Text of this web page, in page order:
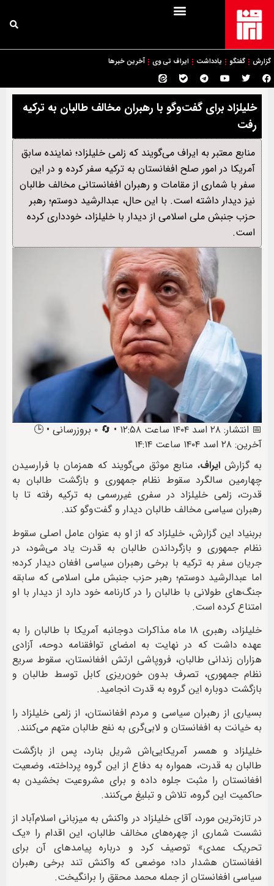
گزارش گفتگو یادداشت ایراف تی وی آخرین خبرها
خلیلزاد برای گفت‌وگو با رهبران مخالف طالبان به ترکیه
رفت
منابع معتبر به ایراف می‌گویند که زلمی خلیلزاد؛ نماینده سابق
آمریکا در امور صلح افغانستان به ترکیه سفر کرده و در این
سفر با شماری از مقامات و رهبران افغانستانی مخالف طالبان
نیز دیدار داشته است. با این حال، عبدالرشید دوستم؛ رهبر
حزب جنبش ملی اسلامی از دیدار با خلیلزاد، خودداری کرده
است.
📅 انتشار: ۲۸ اسد ۱۴۰۴ ساعت ۱۲:۵۸ • 🔄 ۰ بروزرسانی • 🕒
آخرین: ۲۸ اسد ۱۴۰۴ ساعت ۱۴:۱۴
به گزارشایراف، منابع موثق می‌گویند که همزمان با فرارسیدن
چهارمین سالگرد سقوط نظام جمهوری و بازگشت طالبان به
قدرت، زلمی خلیلزاد در سفری غیررسمی به ترکیه رفته تا با
رهبران سیاسی مخالف طالبان دیدار و گفت‌وگو کند.
بربنیاد این گزارش، خلیلزاد که از او به عنوان عامل اصلی سقوط
نظام جمهوری و بازگرداندن طالبان به قدرت یاد می‌شود، در
جریان سفر به ترکیه با برخی رهبران سیاسی افغان دیدار کرده؛
اما عبدالرشید دوستم؛ رهبر حزب جنبش ملی اسلامی که سابقه
جنگ‌های طولانی با طالبان را در کارنامه خود دارد از دیدار با او
امتناع کرده است.
خلیلزاد، رهبری ۱۸ ماه مذاکرات دوجانبه آمریکا با طالبان را به
عهده داشت که در نهایت به امضای توافقنامه دوحه، آزادی
هزاران زندانی طالبان، فروپاشی ارتش افغانستان، سقوط سریع
نظام جمهوری، تصرف بدون خون‌ریزی کابل توسط طالبان و
بازگشت دوباره این گروه به قدرت انجامید.
بسیاری از رهبران سیاسی و مردم افغانستان، از زلمی خلیلزاد را
به خیانت به افغانستان و لابی‌گری به نفع طالبان متهم می‌کنند.
خلیلزاد و همسر آمریکایی‌اش شریل بنارد، پس از بازگشت
طالبان به قدرت، همواره به دفاع از این گروه پرداخته، وضعیت
افغانستان را مثبت جلوه داده و برای مشروعیت بخشیدن به
حاکمیت این گروه، تلاش و تبلیغ می‌کنند.
در تازه‌ترین مورد، آقای خلیلزاد در واکنش به میزبانی اسلام‌آباد از
نشست شماری از چهره‌های مخالف طالبان، این اقدام را «یک
تحریک عمدی» توصیف کرد و درباره پیامدهای آن برای
افغانستان هشدار داد؛ موضعی که واکنش تند برخی رهبران
سیاسی افغانستان از جمله محمد محقق را برانگیخت.